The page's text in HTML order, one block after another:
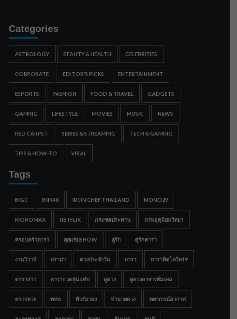
Categories
ASTROLOGY BEAUTY & HEALTH CELEBRITIES
CORPORATE EDITOR'S PICKS ENTERTAINMENT
ESPORTS FASHION FOOD & TRAVEL GADGETS
GAMING LIFESTYLE MOVIES MUSIC NEWS
RED CARPET SERIES & STREAMING TECH & GAMING
TIPS & HOW-TO VIRAL
Tags
BIGC BNK48 IRON CHEF THAILAND MONO29
MONOMAX NETFLIX กรมชลประทาน กรมอุตุนิยมวิทยา
ครอบครัวดารา คุยแซ่บSHOW คู่รัก คู่รักดารา
งานวิวาห์ ดราม่า ดวงประจำวัน ดารา ดาราติดโควิด19
ดาราสาว ดาราอวดหุ่นแซ่บ ดูดวง ดูดวงอาจารย์มงคล
ตรวจหวย ททท. ทัวร์มาลง ทำนายดวง พยากรณ์อากาศ